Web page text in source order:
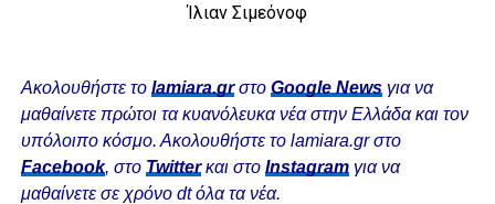
Ίλιαν Σιμεόνοφ
Ακολουθήστε το lamiara.grστο Google Newsγια να
μαθαίνετε πρώτοι τα κυανόλευκα νέα στην Ελλάδα και τον
υπόλοιπο κόσμο. Ακολουθήστε το lamiara.gr στο
Facebook, στο Twitterκαι στο Instagram για να
μαθαίνετε σε χρόνο dt όλα τα νέα.